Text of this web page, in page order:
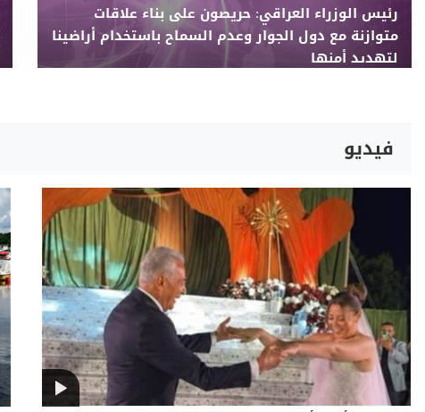
رئيس الوزراء العراقي: حريصون على بناء علاقات
متوازنة مع دول الجوار وعدم السماح باستخدام أراضينا
لتهديد أمنها
فيديو